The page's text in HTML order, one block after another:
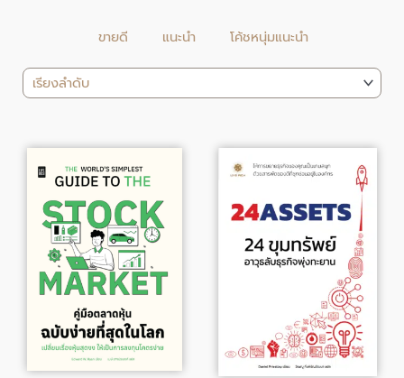
ขายดี แนะนำ โค้ชหนุ่มแนะนำ
price
was:
275.00฿.
price
is:
226.00฿.
price
was:
price
is:
238.00฿.